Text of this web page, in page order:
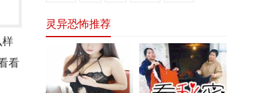
样
看
灵异恐怖推荐